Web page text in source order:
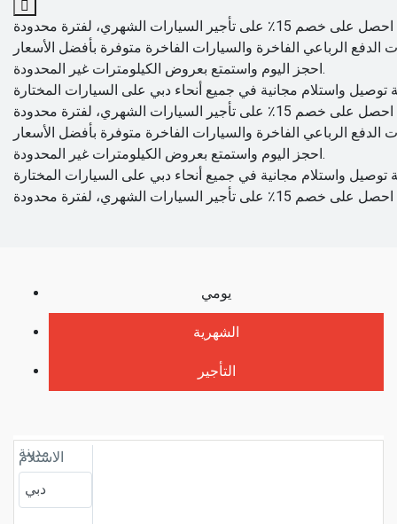
احجز اليوم واستمتع بعروض الكيلومترات غير المحدودة.
احجز اليوم واستمتع بعروض الكيلومترات غير المحدودة.
يومي
الشهرية
التأجير
مدينة
الاستلام